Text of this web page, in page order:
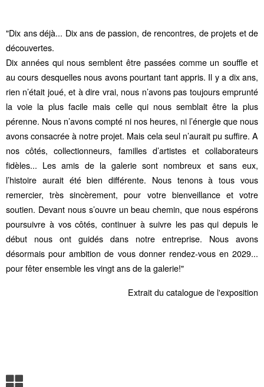
"Dix ans déjà... Dix ans de passion, de rencontres, de projets et de
découvertes.
Dix années qui nous semblent être passées comme un souffle et
au cours desquelles nous avons pourtant tant appris. Il y a dix ans,
rien n’était joué, et à dire vrai, nous n’avons pas toujours emprunté
la voie la plus facile mais celle qui nous semblait être la plus
pérenne. Nous n’avons compté ni nos heures, ni l’énergie que nous
avons consacrée à notre projet. Mais cela seul n’aurait pu suffire. A
nos côtés, collectionneurs, familles d’artistes et collaborateurs
fidèles... Les amis de la galerie sont nombreux et sans eux,
l’histoire aurait été bien différente. Nous tenons à tous vous
remercier, très sincèrement, pour votre bienveillance et votre
soutien. Devant nous s’ouvre un beau chemin, que nous espérons
poursuivre à vos côtés, continuer à suivre les pas qui depuis le
début nous ont guidés dans notre entreprise. Nous avons
désormais pour ambition de vous donner rendez-vous en 2029...
pour fêter ensemble les vingt ans de la galerie!"
Extrait du catalogue de l'exposition